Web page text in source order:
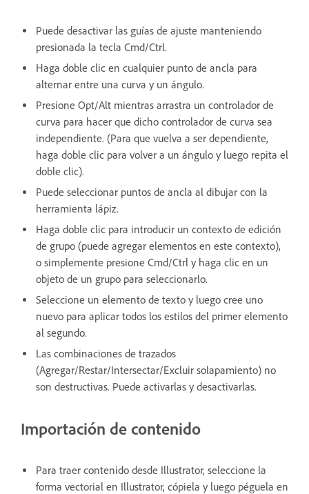
Puede desactivar las guías de ajuste manteniendo
presionada la tecla Cmd/Ctrl.
Haga doble clic en cualquier punto de ancla para
alternar entre una curva y un ángulo.
Presione Opt/Alt mientras arrastra un controlador de
curva para hacer que dicho controlador de curva sea
independiente. (Para que vuelva a ser dependiente,
haga doble clic para volver a un ángulo y luego repita el
doble clic).
Puede seleccionar puntos de ancla al dibujar con la
herramienta lápiz.
Haga doble clic para introducir un contexto de edición
de grupo (puede agregar elementos en este contexto),
o simplemente presione Cmd/Ctrl y haga clic en un
objeto de un grupo para seleccionarlo.
Seleccione un elemento de texto y luego cree uno
nuevo para aplicar todos los estilos del primer elemento
al segundo.
Las combinaciones de trazados
(Agregar/Restar/Intersectar/Excluir solapamiento) no
son destructivas. Puede activarlas y desactivarlas.
Importación de contenido
Para traer contenido desde Illustrator, seleccione la
forma vectorial en Illustrator, cópiela y luego péguela en